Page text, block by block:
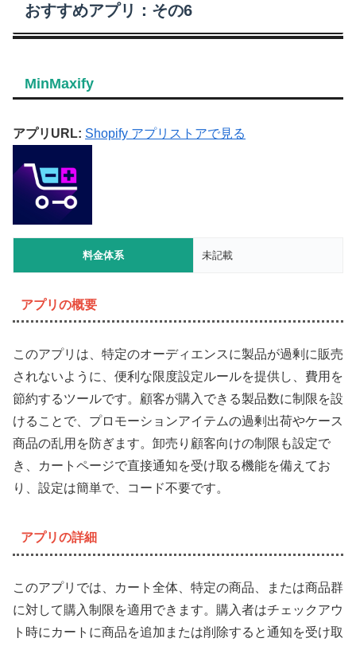
おすすめアプリ：その6
MinMaxify
アプリURL: Shopify アプリストアで見る
料金体系 未記載
アプリの概要
このアプリは、特定のオーディエンスに製品が過剰に販売
されないように、便利な限度設定ルールを提供し、費用を
節約するツールです。顧客が購入できる製品数に制限を設
けることで、プロモーションアイテムの過剰出荷やケース
商品の乱用を防ぎます。卸売り顧客向けの制限も設定で
き、カートページで直接通知を受け取る機能を備えてお
り、設定は簡単で、コード不要です。
アプリの詳細
このアプリでは、カート全体、特定の商品、または商品群
に対して購入制限を適用できます。購入者はチェックアウ
ト時にカートに商品を追加または削除すると通知を受け取